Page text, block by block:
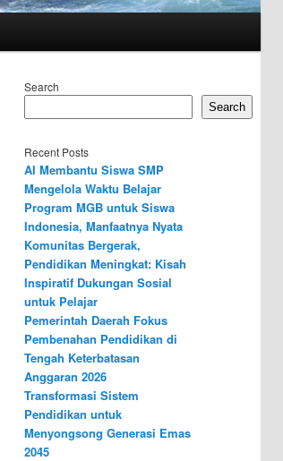
Search
Search
Recent Posts
AI Membantu Siswa SMP
Mengelola Waktu Belajar
Program MGB untuk Siswa
Indonesia, Manfaatnya Nyata
Komunitas Bergerak,
Pendidikan Meningkat: Kisah
Inspiratif Dukungan Sosial
untuk Pelajar
Pemerintah Daerah Fokus
Pembenahan Pendidikan di
Tengah Keterbatasan
Anggaran 2026
Transformasi Sistem
Pendidikan untuk
Menyongsong Generasi Emas
2045